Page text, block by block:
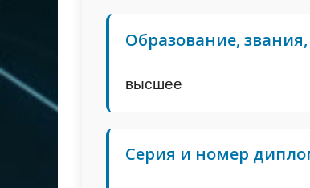
Образование,
высшее
Серия и номер